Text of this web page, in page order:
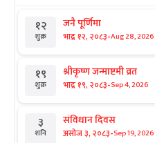
१२
शुक्र
जनै पूर्णिमा
भाद्र १२, २०८३-Aug 28, 2026
१९
शुक्र
श्रीकृष्ण जन्माष्टमी व्रत
भाद्र १९, २०८३-Sep 4, 2026
३
शनि
संविधान दिवस
असोज ३, २०८३-Sep 19, 2026